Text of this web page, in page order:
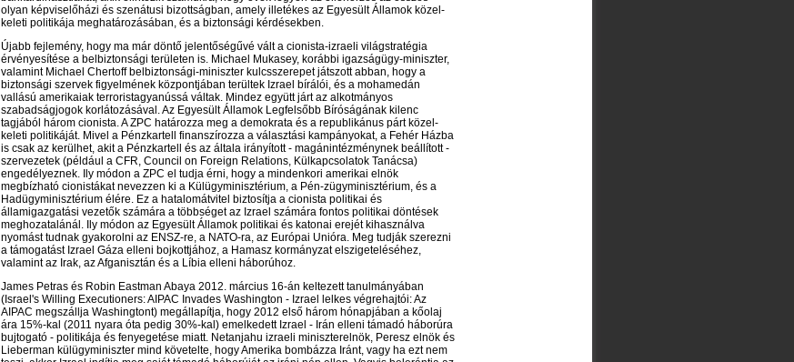
olyan képviselőházi és szenátusi bizottságban, amely illetékes az Egyesült Államok közel-
keleti politikája meghatározásában, és a biztonsági kérdésekben.
Újabb fejlemény, hogy ma már döntő jelentőségűvé vált a cionista-izraeli világstratégia
érvényesítése a belbiztonsági területen is. Michael Mukasey, korábbi igazságügy-miniszter,
valamint Michael Chertoff belbiztonsági-miniszter kulcsszerepet játszott abban, hogy a
biztonsági szervek figyelmének központjában terültek Izrael bírálói, és a mohamedán
vallású amerikaiak terroristagyanússá váltak. Mindez együtt járt az alkotmányos
szabadságjogok korlátozásával. Az Egyesült Államok Legfelsőbb Bíróságának kilenc
tagjából három cionista. A ZPC határozza meg a demokrata és a republikánus párt közel-
keleti politikáját. Mivel a Pénzkartell finanszírozza a választási kampányokat, a Fehér Házba
is csak az kerülhet, akit a Pénzkartell és az általa irányított - magánintézménynek beállított -
szervezetek (például a CFR, Council on Foreign Relations, Külkapcsolatok Tanácsa)
engedélyeznek. Ily módon a ZPC el tudja érni, hogy a mindenkori amerikai elnök
megbízható cionistákat nevezzen ki a Külügyminisztérium, a Pén-zügyminisztérium, és a
Hadügyminisztérium élére. Ez a hatalomátvitel biztosítja a cionista politikai és
államigazgatási vezetők számára a többséget az Izrael számára fontos politikai döntések
meghozatalánál. Ily módon az Egyesült Államok politikai és katonai erejét kihasználva
nyomást tudnak gyakorolni az ENSZ-re, a NATO-ra, az Európai Unióra. Meg tudják szerezni
a támogatást Izrael Gáza elleni bojkottjához, a Hamasz kormányzat elszigeteléséhez,
valamint az Irak, az Afganisztán és a Líbia elleni háborúhoz.
James Petras és Robin Eastman Abaya 2012. március 16-án keltezett tanulmányában
(Israel's Willing Executioners: AIPAC Invades Washington - Izrael lelkes végrehajtói: Az
AIPAC megszállja Washingtont) megállapítja, hogy 2012 első három hónapjában a kőolaj
ára 15%-kal (2011 nyara óta pedig 30%-kal) emelkedett Izrael - Irán elleni támadó háborúra
bujtogató - politikája és fenyegetése miatt. Netanjahu izraeli miniszterelnök, Peresz elnök és
Lieberman külügyminiszter mind követelte, hogy Amerika bombázza Iránt, vagy ha ezt nem